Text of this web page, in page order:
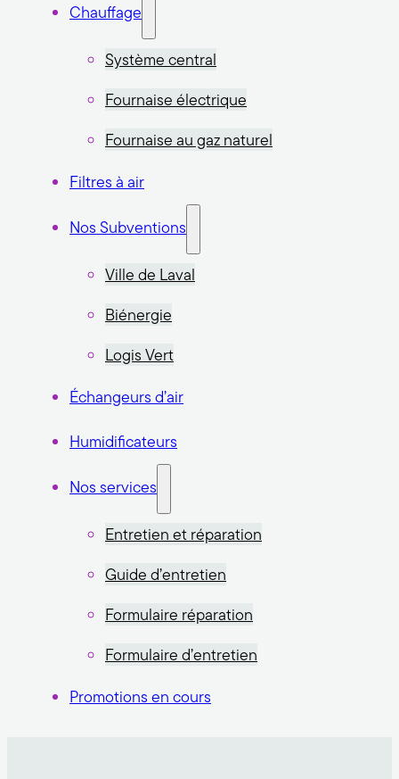
Chauffage
Système central
Fournaise électrique
Fournaise au gaz naturel
Filtres à air
Nos Subventions
Ville de Laval
Biénergie
Logis Vert
Échangeurs d’air
Humidificateurs
Nos services
Entretien et réparation
Guide d’entretien
Formulaire réparation
Formulaire d’entretien
Promotions en cours